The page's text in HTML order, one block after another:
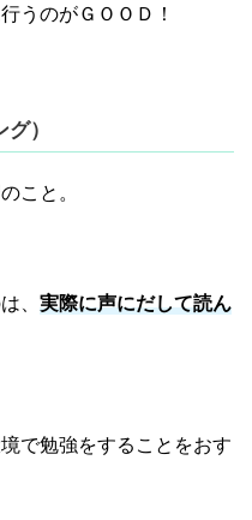
うのがＧＯＯＤ！
）
こと。
、 実際に声にだして読ん
で勉強をすることをおす